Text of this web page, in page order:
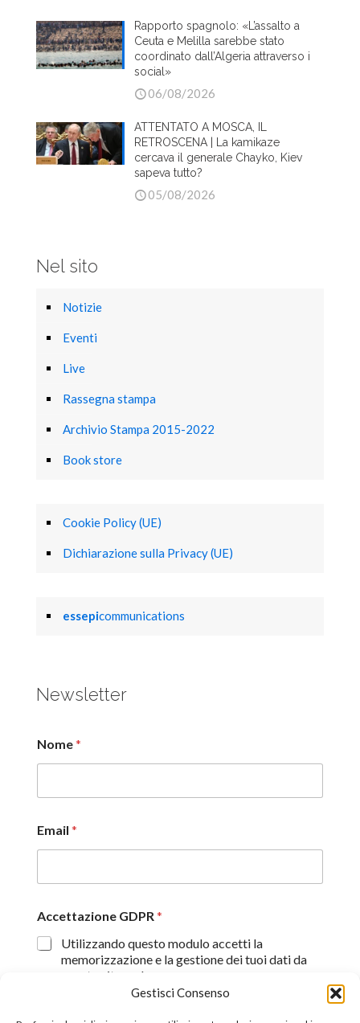
Gestisci Consenso
Rapporto spagnolo: «L’assalto a
Ceuta e Melilla sarebbe stato
coordinato dall’Algeria attraverso i
social»
06/08/2026
ATTENTATO A MOSCA, IL
RETROSCENA | La kamikaze
cercava il generale Chayko, Kiev
sapeva tutto?
05/08/2026
Nel sito
Notizie
Eventi
Live
Rassegna stampa
Archivio Stampa 2015-2022
Book store
Cookie Policy (UE)
Dichiarazione sulla Privacy (UE)
essepicommunications
Newsletter
Nome*
Email *
Accettazione GDPR *
Utilizzando questo modulo accetti la
memorizzazione e la gestione dei tuoi dati da
questo sito web.
Proseguendo, dichiaro di aver preso visione